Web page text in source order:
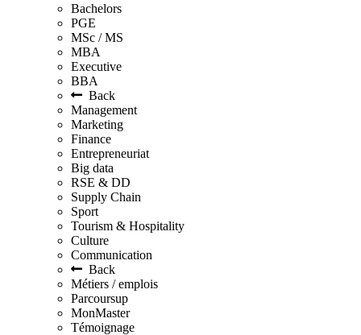
Bachelors
PGE
MSc / MS
MBA
Executive
BBA
Back
Management
Marketing
Finance
Entrepreneuriat
Big data
RSE & DD
Supply Chain
Sport
Tourism & Hospitality
Culture
Communication
Back
Métiers / emplois
Parcoursup
MonMaster
Témoignage